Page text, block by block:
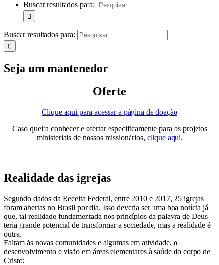
Buscar resultados para:
Buscar resultados para:
Seja um mantenedor
Oferte
Clique aqui para acessar a página de doação
Caso queira conhecer e ofertar especificamente para os projetos
ministeriais de nossos missionários, clique aqui.
Realidade das igrejas
Segundo dados da Receita Federal, entre 2010 e 2017, 25 igrejas
foram abertas no Brasil por dia. Isso deveria ser uma boa notícia já
que, tal realidade fundamentada nos princípios da palavra de Deus
teria grande potencial de transformar a sociedade, mas a realidade é
outra.
Faltam às novas comunidades e algumas em atividade, o
desenvolvimento e visão em áreas elementares à saúde do corpo de
Cristo: